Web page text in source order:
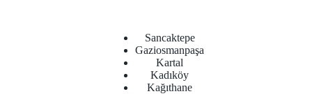
Sancaktepe
Gaziosmanpaşa
Kartal
Kadıköy
Kağıthane